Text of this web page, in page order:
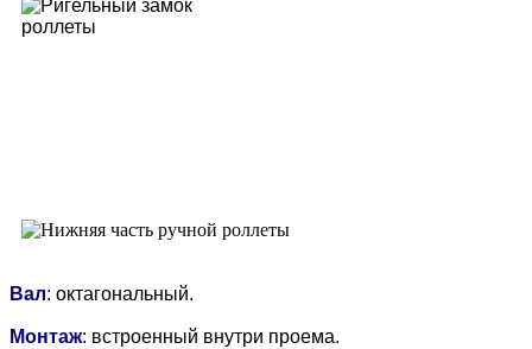
Вал: октагональный.
Монтаж: встроенный внутри проема.